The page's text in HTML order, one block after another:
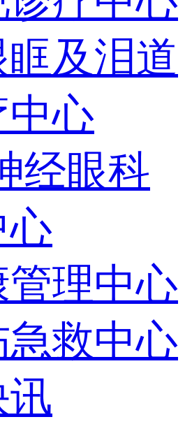
眶及泪道
中心
经眼科
心
管理中心
急救中心
讯